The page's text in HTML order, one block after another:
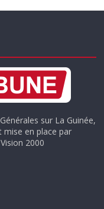
sur La Guinée,
en place par
2000